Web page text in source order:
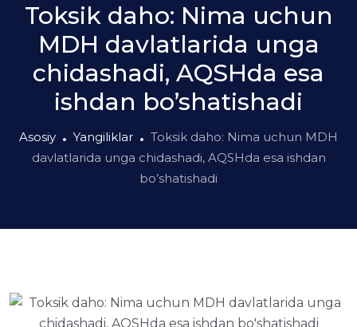
Toksik daho: Nima uchun
MDH davlatlarida unga
chidashadi, AQSHda esa
ishdan bo’shatishadi
Asosiy Yangiliklar
Toksik daho: Nima uchun MDH
davlatlarida unga chidashadi, AQSHda esa ishdan
bo’shatishadi